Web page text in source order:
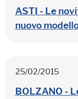
ASTI - Le
nuovo
25/02/2015
BOLZANO -